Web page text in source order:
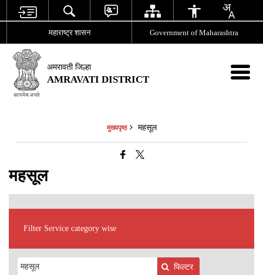
महाराष्ट्र शासन Government of Maharashtra
अमरावती जिल्हा
AMRAVATI DISTRICT
मुख्यपृष्ठ महसूल
महसूल
Filter Service category wise
फिल्टर